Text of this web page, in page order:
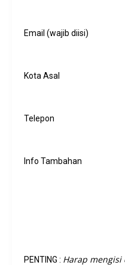
Email (wajib diisi)
Kota Asal
Telepon
Info Tambahan
PENTING : Harap mengisi